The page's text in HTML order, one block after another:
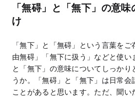
マネー
「無碍」と「無下」の意
け
「無下」と「無碍」という言葉を
由無碍」「無下に扱う」などと使い
と「無下」の意味についてしっかり
うか。「無碍」と「無下」は日常会
ことがあると思います。ただ、聞